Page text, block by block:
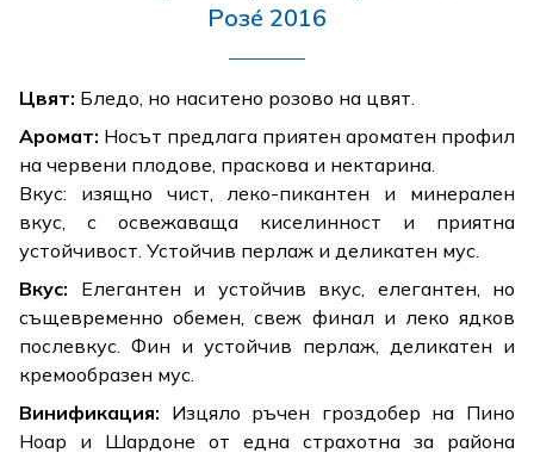
Розé 2016
Цвят: Бледо, но наситено розово на цвят.
Аромат: Носът предлага приятен ароматен профил
на червени плодове, праскова и нектарина.
Вкус: изящно чист, леко-пикантен и минерален
вкус, с освежаваща киселинност и приятна
устойчивост. Устойчив перлаж и деликатен мус.
Вкус: Елегантен и устойчив вкус, елегантен, но
същевременно обемен, свеж финал и леко ядков
послевкус. Фин и устойчив перлаж, деликатен и
кремообразен мус.
Винификация: Изцяло ръчен гроздобер на Пино
Ноар и Шардоне от една страхотна за района